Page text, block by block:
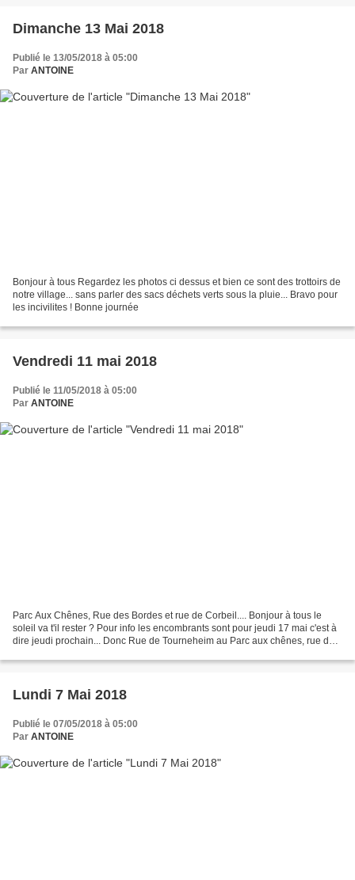
Dimanche 13 Mai 2018
Publié le 13/05/2018 à 05:00
Par ANTOINE
Bonjour à tous Regardez les photos ci dessus et bien ce sont des trottoirs de
notre village... sans parler des sacs déchets verts sous la pluie... Bravo pour
les incivilites ! Bonne journée
Vendredi 11 mai 2018
Publié le 11/05/2018 à 05:00
Par ANTOINE
Parc Aux Chênes, Rue des Bordes et rue de Corbeil.... Bonjour à tous le
soleil va t'il rester ? Pour info les encombrants sont pour jeudi 17 mai c'est à
dire jeudi prochain... Donc Rue de Tourneheim au Parc aux chênes, rue de
Lundi 7 Mai 2018
Publié le 07/05/2018 à 05:00
Par ANTOINE